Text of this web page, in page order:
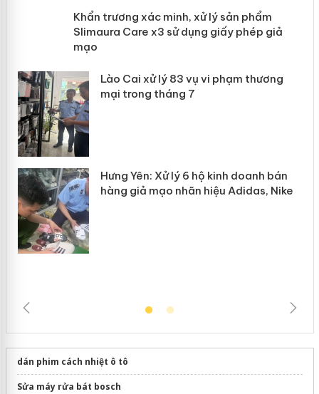
Khẩn trương xác minh, xử lý sản phẩm
Slimaura Care x3 sử dụng giấy phép
dán phim cách nhiệt ô tô
Sửa máy rửa bát bosch